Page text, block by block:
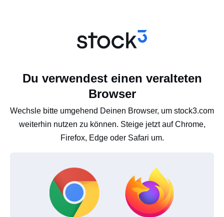
Du verwendest einen veralteten
Browser
Wechsle bitte umgehend Deinen Browser, um stock3.com
weiterhin nutzen zu können. Steige jetzt auf Chrome,
Firefox, Edge oder Safari um.